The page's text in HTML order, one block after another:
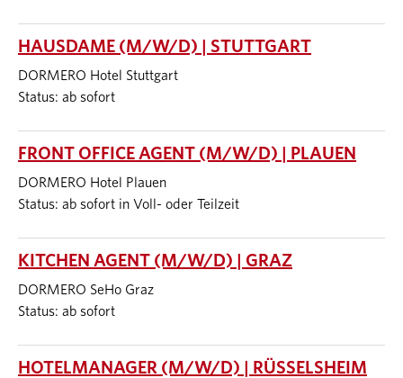
HAUSDAME (M/W/D) | STUTTGART
DORMERO Hotel Stuttgart
Status: ab sofort
FRONT OFFICE AGENT (M/W/D) | PLAUEN
DORMERO Hotel Plauen
Status: ab sofort in Voll- oder Teilzeit
KITCHEN AGENT (M/W/D) | GRAZ
DORMERO SeHo Graz
Status: ab sofort
HOTELMANAGER (M/W/D) | RÜSSELSHEIM